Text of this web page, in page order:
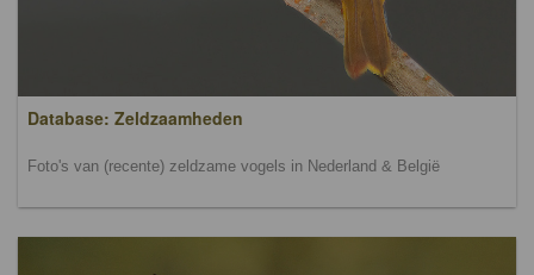
Database: Zeldzaamheden
Foto's van (recente) zeldzame vogels in Nederland & België